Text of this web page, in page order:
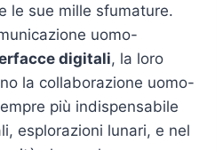
e le sue mille sfumature.
uomo-
digitali, la loro
la collaborazione uomo-
più indispensabile
esplorazioni lunari, e nel